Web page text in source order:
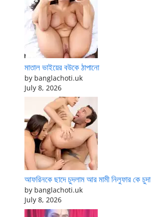
মাতাল ভাইয়ের বউকে ঠাপানো
by banglachoti.uk
July 8, 2026
আফরিনকে ছাদে চুদলাম আর মামী নিলুফার কে চুদা
by banglachoti.uk
July 8, 2026